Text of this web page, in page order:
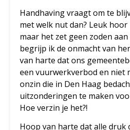
Handhaving vraagt om te
met welk nut dan? Leuk
maar het zet geen zoden aan
begrijp ik de onmacht van
van harte dat ons
een vuurwerkverbod en niet
onzin die in Den Haag
uitzonderingen te maken
Hoe verzin je het?!
Hoop van harte dat alle druk